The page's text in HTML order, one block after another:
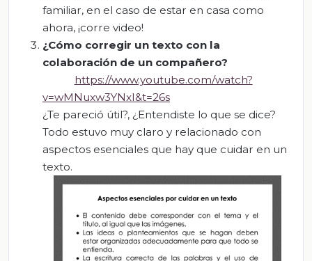
familiar, en el caso de estar en casa como
ahora, ¡corre video!
¿Cómo corregir un texto con la
colaboración de un compañero?
https://www.youtube.com/watch?
v=wMNuxw3YNxI&t=26s
¿Te pareció útil?, ¿Entendiste lo que se dice?
Todo estuvo muy claro y relacionado con
aspectos esenciales que hay que cuidar en un
texto.